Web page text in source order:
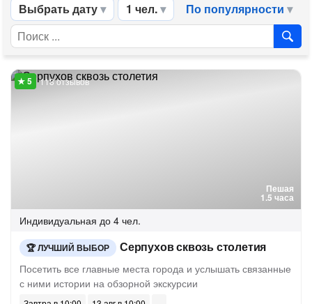
Выбрать дату 1 чел. По популярности
Пешая
1.5 часа
118 отзывов
Индивидуальная до 4 чел.
ЛУЧШИЙ ВЫБОР Серпухов сквозь столетия
Посетить все главные места города и услышать связанные
с ними истории на обзорной экскурсии